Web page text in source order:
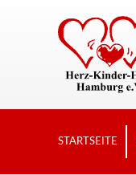
STARTSEITE